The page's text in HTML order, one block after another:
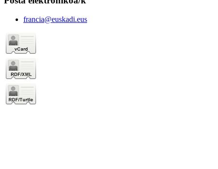
francia@euskadi.eus